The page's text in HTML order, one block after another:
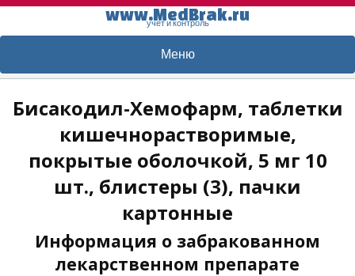
www.MedBrak.ru
учет и контроль
Меню
Бисакодил-Хемофарм, таблетки
кишечнорастворимые,
покрытые оболочкой, 5 мг 10
шт., блистеры (3), пачки
картонные
Информация о забракованном
лекарственном препарате